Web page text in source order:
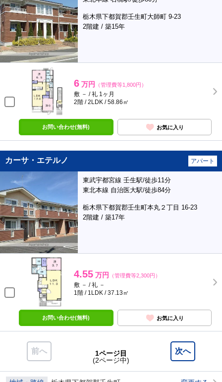
栃木県下都賀郡壬生町大師町 9-23
2階建 / 築15年
6 万円 （管理費等1,800円）
敷 － / 礼 1ヶ月
2階 / 2LDK / 58.86㎡
お問い合わせ(無料) お気に入り
カーサ・エテルノ アパート
東武宇都宮線 壬生駅/徒歩11分
東北本線 自治医大駅/徒歩84分
栃木県下都賀郡壬生町本丸２丁目 16-23
2階建 / 築17年
4.55 万円 （管理費等2,300円）
敷 － / 礼 －
1階 / 1LDK / 37.13㎡
お問い合わせ(無料) お気に入り
前へ 次へ
1ページ目
(2ページ中)